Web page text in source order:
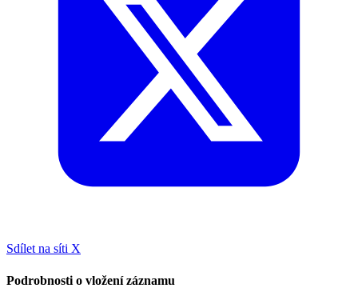
Sdílet na síti X
Podrobnosti o vložení záznamu